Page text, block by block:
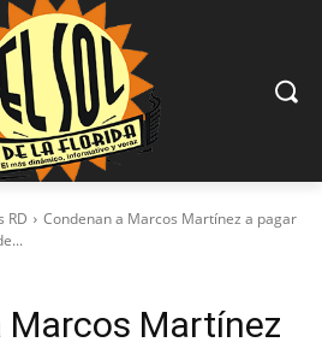
RD
Condenan a Marcos Martínez a pagar
Marcos Martínez